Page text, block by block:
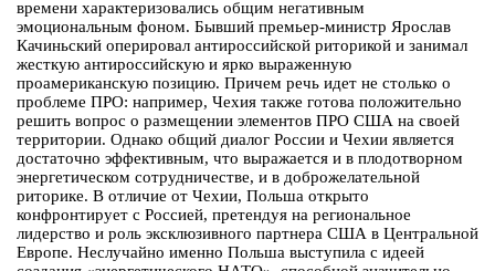
времени характеризовались общим негативным
эмоциональным фоном. Бывший премьер-министр Ярослав
Качиньский оперировал антироссийской риторикой и занимал
жесткую антироссийскую и ярко выраженную
проамериканскую позицию. Причем речь идет не столько о
проблеме ПРО: например, Чехия также готова положительно
решить вопрос о размещении элементов ПРО США на своей
территории. Однако общий диалог России и Чехии является
достаточно эффективным, что выражается и в плодотворном
энергетическом сотрудничестве, и в доброжелательной
риторике. В отличие от Чехии, Польша открыто
конфронтирует с Россией, претендуя на региональное
лидерство и роль эксклюзивного партнера США в Центральной
Европе. Неслучайно именно Польша выступила с идеей